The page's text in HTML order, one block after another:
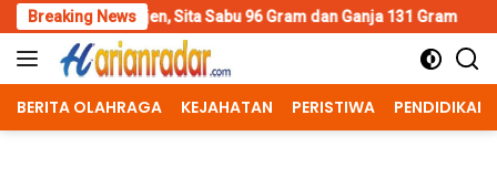
Skip
to
content
Breaking News
Sita Sabu 96 Gram dan Ganja 131 Gram Wujud
BERITA OLAHRAGA KEJAHATAN PERISTIWA PENDIDIKAN